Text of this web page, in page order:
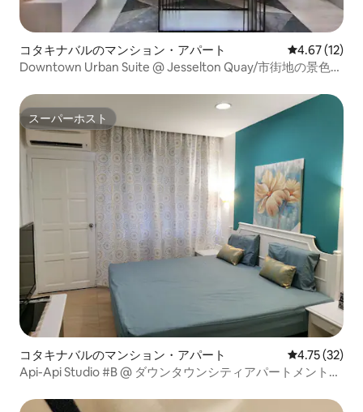
コタキナバルのマンション・アパート レビュー12
4.67 (12)
Downtown Urban Suite @ Jesselton Quay/市街地の景色の
スーパーホスト
スーパーホスト
コタキナバルのマンション・アパート レビュー32
4.75 (32)
Api-Api Studio #B @ ダウンタウンシティアパートメント